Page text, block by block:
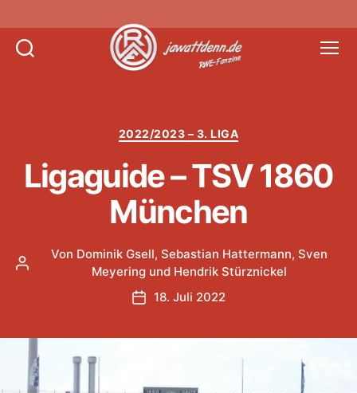
Kategorien
2022/2023 – 3. LIGA
Ligaguide – TSV 1860
München
Beitragsautor
Von Dominik Gsell, Sebastian Hattermann, Sven
Meyeringund Hendrik Stürznickel
Veröffentlichungsdatum
18. Juli 2022